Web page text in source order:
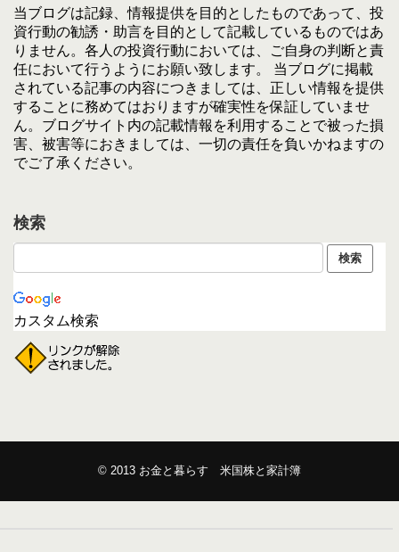
当ブログは記録、情報提供を目的としたものであって、投
資行動の勧誘・助言を目的として記載しているものではあ
りません。各人の投資行動においては、ご自身の判断と責
任において行うようにお願い致します。 当ブログに掲載
されている記事の内容につきましては、正しい情報を提供
することに務めてはおりますが確実性を保証していませ
ん。ブログサイト内の記載情報を利用することで被った損
害、被害等におきましては、一切の責任を負いかねますの
でご了承ください。
検索
カスタム検索
© 2013 お金と暮らす 米国株と家計簿